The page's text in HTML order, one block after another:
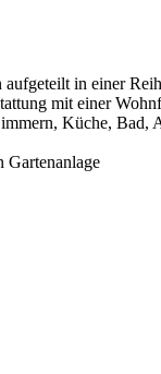
aufgeteilt in einer
mit einer
Küche, Bad,
Gartenanlage